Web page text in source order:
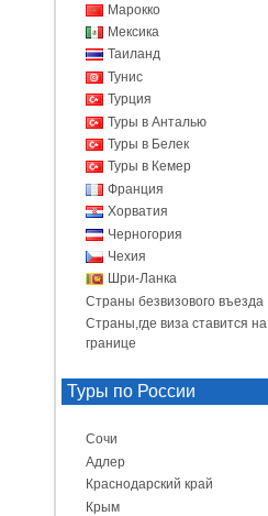
Марокко
Мексика
Таиланд
Тунис
Турция
Туры в Анталью
Туры в Белек
Туры в Кемер
Франция
Хорватия
Черногория
Чехия
Шри-Ланка
Страны безвизового въезда
Страны,где виза ставится на
границе
Туры по России
Сочи
Адлер
Краснодарский край
Крым